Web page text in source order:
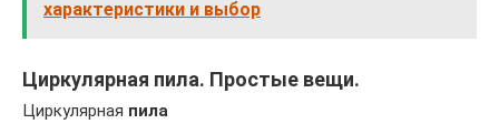
характеристики и выбор
Циркулярная пила. Простые вещи.
Циркулярная пила